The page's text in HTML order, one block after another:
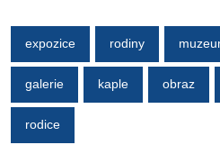
expozice rodiny
galerie kaple obraz
rodice